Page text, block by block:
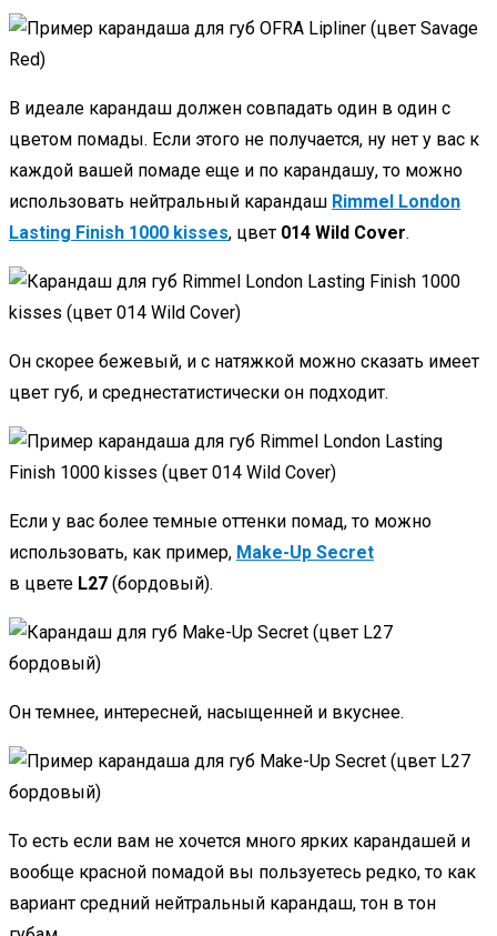
В идеале карандаш должен совпадать один в один с
цветом помады. Если этого не получается, ну нет у вас к
каждой вашей помаде еще и по карандашу, то можно
использовать нейтральный карандаш Rimmel London
Lasting Finish 1000 kisses, цвет 014 Wild Cover.
Он скорее бежевый, и с натяжкой можно сказать имеет
цвет губ, и среднестатистически он подходит.
Если у вас более темные оттенки помад, то можно
использовать, как пример, Make-Up Secret
в цвете L27 (бордовый).
Он темнее, интересней, насыщенней и вкуснее.
То есть если вам не хочется много ярких карандашей и
вообще красной помадой вы пользуетесь редко, то как
вариант средний нейтральный карандаш, тон в тон